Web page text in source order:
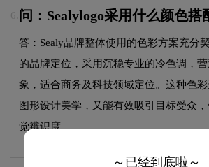
6. 问：Sealylogo采用什么颜色搭
答：Sealy品牌整体使用的色彩方案充分
的品牌定位，采用沉稳专业的冷色调，
象，适合商务及科技领域定位。这种色
图形设计美学，又能有效吸引目标受众
觉辨识度。
～已经到底啦～